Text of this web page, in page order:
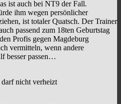
ist auch bei NT9 der Fall.
ihm wegen persönlicher
ist totaler Quatsch. Der Trainer
passend zum 18ten Geburtstag
Profis gegen Magdeburg
vermitteln, wenn andere
besser passen…
nicht verheizt